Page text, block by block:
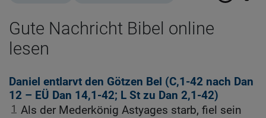
Gute Nachricht Bibel online
lesen
Daniel entlarvt den Götzen Bel (C,1-42 nach Dan
12 – EÜ Dan 14,1-42; L St zu Dan 2,1-42)
1 Als der Mederkönig Astyages starb, fiel sein